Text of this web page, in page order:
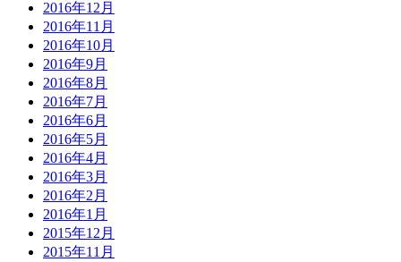
2016年12月
2016年11月
2016年10月
2016年9月
2016年8月
2016年7月
2016年6月
2016年5月
2016年4月
2016年3月
2016年2月
2016年1月
2015年12月
2015年11月